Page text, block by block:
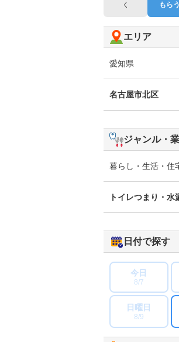
く
もらう
エリア
愛知県
名古屋市北区
ジャンル・
暮らし・生活・住
トイレつまり・
日付で探す
今日
8/7
日曜日
8/9